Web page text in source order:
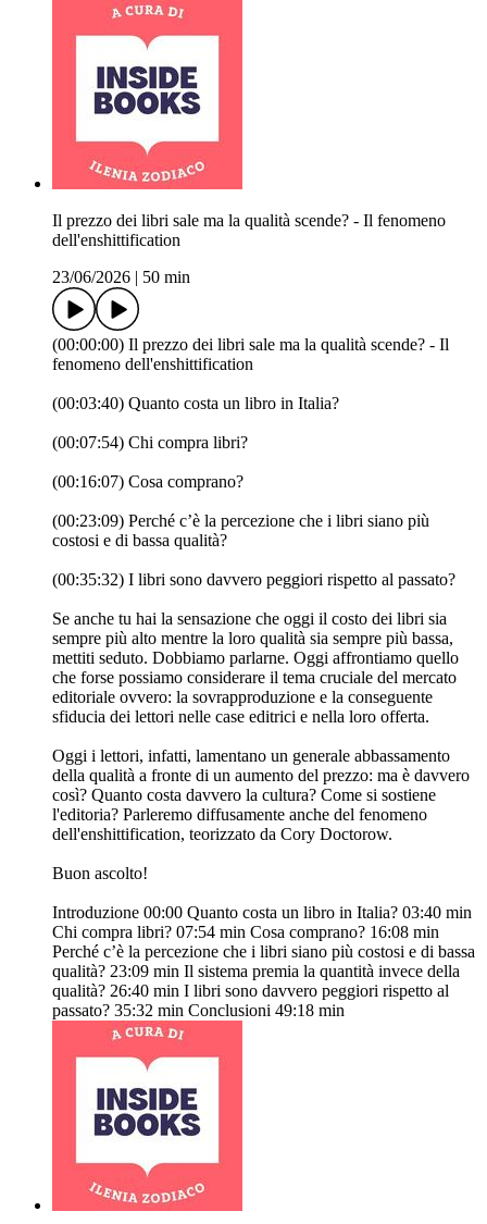
Il prezzo dei libri sale ma la qualità scende? - Il fenomeno
dell'enshittification
23/06/2026
50 min
(00:00:00) Il prezzo dei libri sale ma la qualità scende? - Il
fenomeno dell'enshittification
(00:03:40) Quanto costa un libro in Italia?
(00:07:54) Chi compra libri?
(00:16:07) Cosa comprano?
(00:23:09) Perché c’è la percezione che i libri siano più
costosi e di bassa qualità?
(00:35:32) I libri sono davvero peggiori rispetto al passato?
Se anche tu hai la sensazione che oggi il costo dei libri sia
sempre più alto mentre la loro qualità sia sempre più bassa,
mettiti seduto. Dobbiamo parlarne. Oggi affrontiamo quello
che forse possiamo considerare il tema cruciale del mercato
editoriale ovvero: la sovrapproduzione e la conseguente
sfiducia dei lettori nelle case editrici e nella loro offerta.
Oggi i lettori, infatti, lamentano un generale abbassamento
della qualità a fronte di un aumento del prezzo: ma è davvero
così? Quanto costa davvero la cultura? Come si sostiene
l'editoria? Parleremo diffusamente anche del fenomeno
dell'enshittification, teorizzato da Cory Doctorow.
Buon ascolto!
Introduzione 00:00 Quanto costa un libro in Italia? 03:40 min
Chi compra libri? 07:54 min Cosa comprano? 16:08 min
Perché c’è la percezione che i libri siano più costosi e di bassa
qualità? 23:09 min Il sistema premia la quantità invece della
qualità? 26:40 min I libri sono davvero peggiori rispetto al
passato? 35:32 min Conclusioni 49:18 min